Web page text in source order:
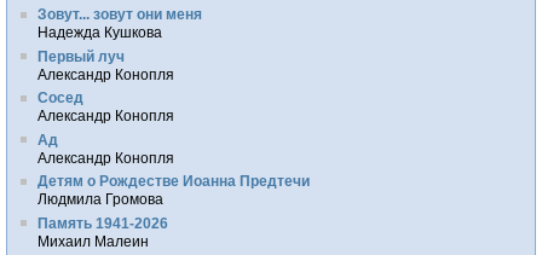
Зовут... зовут они меня
Надежда Кушкова
Первый луч
Александр Конопля
Сосед
Александр Конопля
Ад
Александр Конопля
Детям о Рождестве Иоанна Предтечи
Людмила Громова
Память 1941-2026
Михаил Малеин